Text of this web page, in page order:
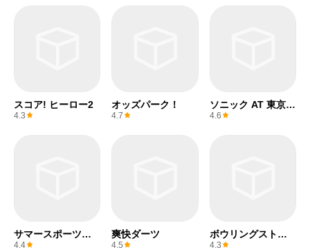
スコア! ヒーロー2
4.3
オッズパーク！
4.7
ソニック AT 東京
2020オリンピック
4.6
サマースポーツゲ
ーム
4.4
爽快ダーツ
4.5
ボウリングストラ
イク
4.3